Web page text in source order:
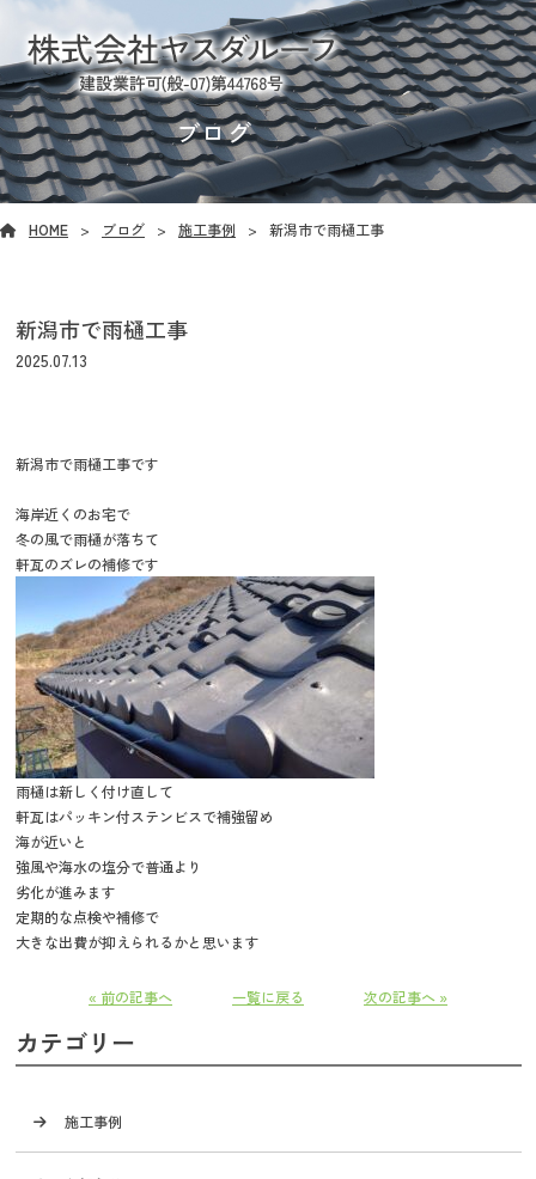
ブログ
HOME ブログ 施工事例 新潟市で雨樋工事
新潟市で雨樋工事
2025.07.13
新潟市で雨樋工事です
海岸近くのお宅で
冬の風で雨樋が落ちて
軒瓦のズレの補修です
雨樋は新しく付け直して
軒瓦はパッキン付ステンビスで補強留め
海が近いと
強風や海水の塩分で普通より
劣化が進みます
定期的な点検や補修で
大きな出費が抑えられるかと思います
« 前の記事へ 一覧に戻る 次の記事へ »
カテゴリー
施工事例